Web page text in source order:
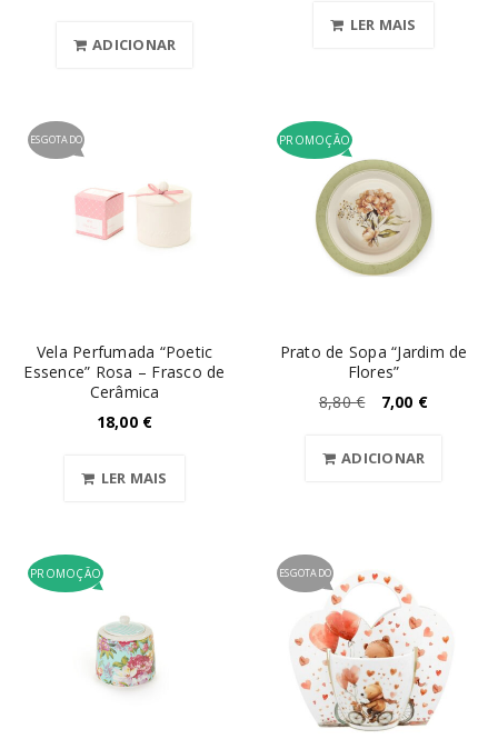
ADICIONAR
LER MAIS
ESGOTADO
Vela Perfumada “Poetic
Essence” Rosa – Frasco de
Cerâmica
18,00 €
LER MAIS
PROMOÇÃO
Prato de Sopa “Jardim de
Flores”
8,80€ 7,00 €
ADICIONAR
PROMOÇÃO ESGOTADO